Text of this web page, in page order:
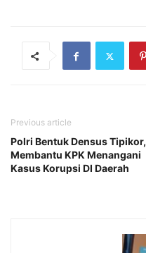
Previous article
Polri Bentuk Densus Tipikor,
Membantu KPK Menangani
Kasus Korupsi DI Daerah